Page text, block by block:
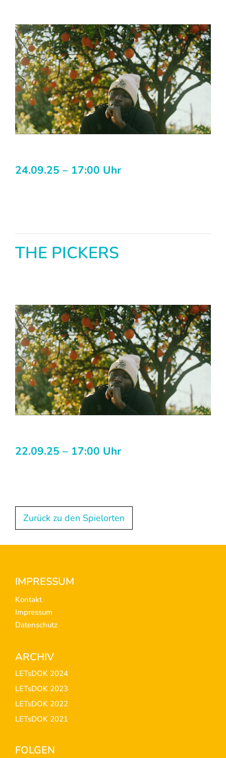
24.09.25 – 17:00 Uhr
THE PICKERS
22.09.25 – 17:00 Uhr
Zurück zu den Spielorten
Footer
IMPRESSUM
Kontakt
Impressum
Datenschutz
ARCHIV
LETsDOK 2024
LETsDOK 2023
LETsDOK 2022
LETsDOK 2021
FOLGEN